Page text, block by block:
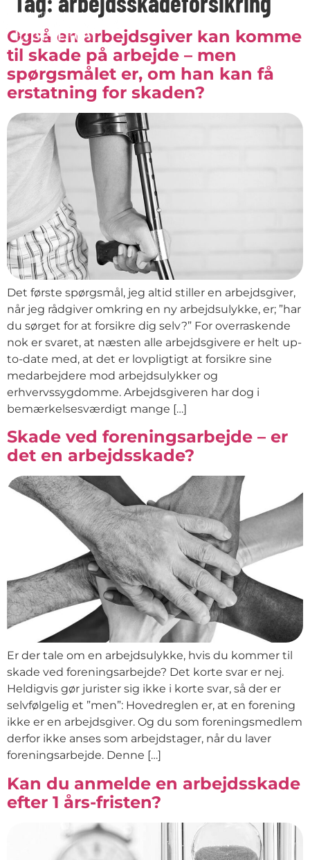
Også en arbejdsgiver kan komme
til skade på arbejde – men
spørgsmålet er, om han kan få
erstatning for skaden?
Det første spørgsmål, jeg altid stiller en arbejdsgiver,
når jeg rådgiver omkring en ny arbejdsulykke, er; ”har
du sørget for at forsikre dig selv?” For overraskende
nok er svaret, at næsten alle arbejdsgivere er helt up-
to-date med, at det er lovpligtigt at forsikre sine
medarbejdere mod arbejdsulykker og
erhvervssygdomme. Arbejdsgiveren har dog i
bemærkelsesværdigt mange […]
Skade ved foreningsarbejde – er
det en arbejdsskade?
Er der tale om en arbejdsulykke, hvis du kommer til
skade ved foreningsarbejde? Det korte svar er nej.
Heldigvis gør jurister sig ikke i korte svar, så der er
selvfølgelig et ”men”: Hovedreglen er, at en forening
ikke er en arbejdsgiver. Og du som foreningsmedlem
derfor ikke anses som arbejdstager, når du laver
foreningsarbejde. Denne […]
Kan du anmelde en arbejdsskade
efter 1 års-fristen?